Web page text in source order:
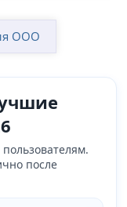
ООО
после